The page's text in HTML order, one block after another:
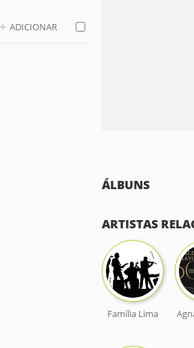
ADICIONAR
ÁLBUNS
ARTISTAS
Família Lima